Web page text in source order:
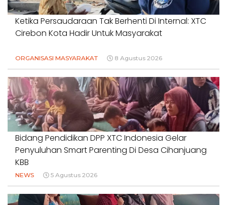
Ketika Persaudaraan Tak Berhenti Di Internal: XTC
Cirebon Kota Hadir Untuk Masyarakat
ORGANISASI MASYARAKAT 8 Agustus 2026
Bidang Pendidikan DPP XTC Indonesia Gelar
Penyuluhan Smart Parenting Di Desa Cihanjuang
KBB
NEWS 5 Agustus 2026